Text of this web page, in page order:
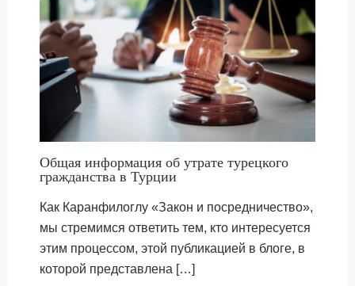
Общая информация об утрате турецкого
гражданства в Турции
Как Каранфилоглу «Закон и посредничество»,
мы стремимся ответить тем, кто интересуется
этим процессом, этой публикацией в блоге, в
которой представлена […]